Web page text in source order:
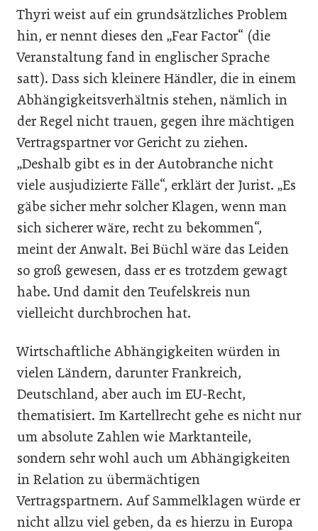
Thyri weist auf ein grundsätzliches Problem
hin, er nennt dieses den „Fear Factor“ (die
Veranstaltung fand in englischer Sprache
satt). Dass sich kleinere Händler, die in einem
Abhängigkeitsverhältnis stehen, nämlich in
der Regel nicht trauen, gegen ihre mächtigen
Vertragspartner vor Gericht zu ziehen.
„Deshalb gibt es in der Autobranche nicht
viele ausjudizierte Fälle“, erklärt der Jurist. „Es
gäbe sicher mehr solcher Klagen, wenn man
sich sicherer wäre, recht zu bekommen“,
meint der Anwalt. Bei Büchl wäre das Leiden
so groß gewesen, dass er es trotzdem gewagt
habe. Und damit den Teufelskreis nun
vielleicht durchbrochen hat.
Wirtschaftliche Abhängigkeiten würden in
vielen Ländern, darunter Frankreich,
Deutschland, aber auch im EU-Recht,
thematisiert. Im Kartellrecht gehe es nicht nur
um absolute Zahlen wie Marktanteile,
sondern sehr wohl auch um Abhängigkeiten
in Relation zu übermächtigen
Vertragspartnern. Auf Sammelklagen würde er
nicht allzu viel geben, da es hierzu in Europa